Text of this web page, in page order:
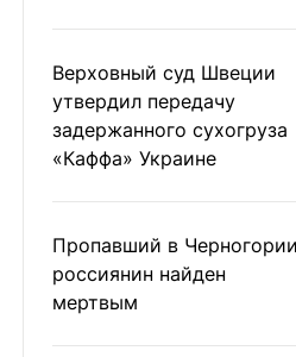
Верховный суд Швеции
утвердил передачу
задержанного сухогруза
«Каффа» Украине
Пропавший в Черногории
россиянин найден
мертвым